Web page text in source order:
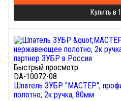
Купить в
Быстрый просмотр
DA-10072-08
Шпатель ЗУБР "МАСТЕР",
полотно, 2к ручка, 80мм